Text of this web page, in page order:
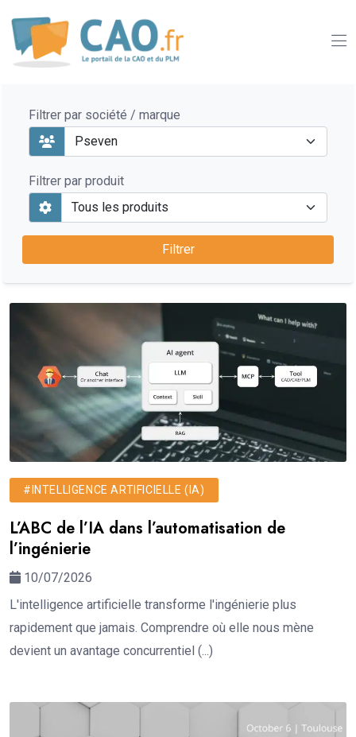
Filtrer par société / marque
Filtrer par produit
#INTELLIGENCE ARTIFICIELLE (IA)
L’ABC de l’IA dans l’automatisation de
l’ingénierie
10/07/2026
L'intelligence artificielle transforme l'ingénierie plus
rapidement que jamais. Comprendre où elle nous mène
devient un avantage concurrentiel (...)